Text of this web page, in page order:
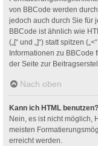
von BBCode werden
jedoch auch durch Sie für
BBCode ist ähnlich wie
(„[“ und „]“) statt spitzen
Informationen zu BBCode
der Seite zur
Nach oben
Kann ich HTML benutzen?
Nein, es ist nicht möglich,
meisten
erreicht werden.